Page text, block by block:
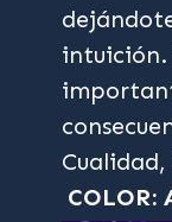
intuición.
COLOR: